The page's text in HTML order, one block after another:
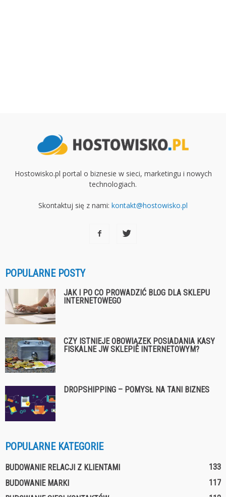
Hostowisko.pl portal o biznesie w sieci, marketingu i nowych
technologiach.
Skontaktuj się z nami: kontakt@hostowisko.pl
POPULARNE POSTY
JAK I PO CO PROWADZIĆ BLOG DLA SKLEPU
INTERNETOWEGO
CZY ISTNIEJE OBOWIĄZEK POSIADANIA KASY
FISKALNE JW SKLEPIE INTERNETOWYM?
DROPSHIPPING – POMYSŁ NA TANI BIZNES
POPULARNE KATEGORIE
BUDOWANIE RELACJI Z KLIENTAMI
133
BUDOWANIE MARKI
117